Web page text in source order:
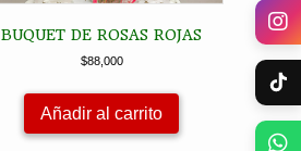
BUQUET DE ROSAS ROJAS
$88,000
Añadir al carrito